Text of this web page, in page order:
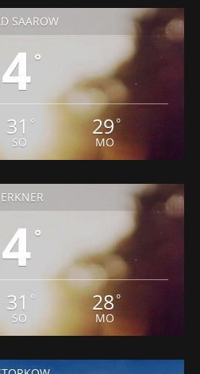
SAAROW
°
31 °
SO
29 °
MO
ERKNER
°
31 °
SO
28 °
MO